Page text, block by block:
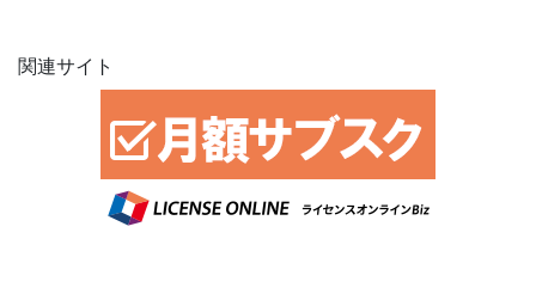
関連サイト